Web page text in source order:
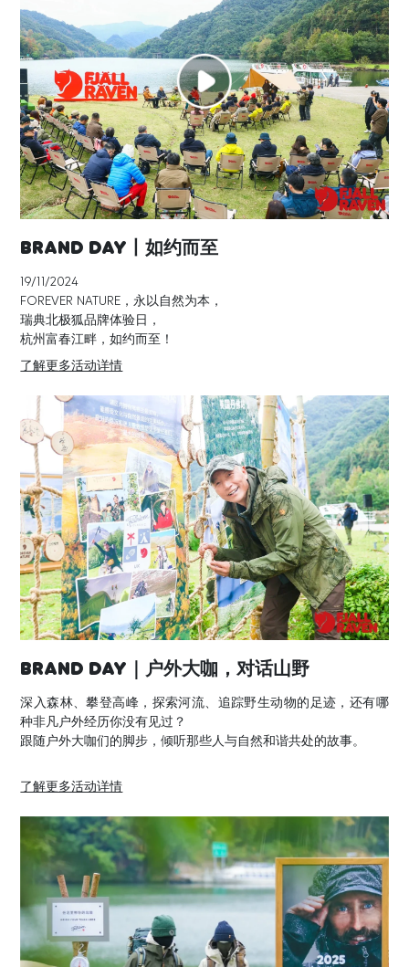
Brand Day丨如约而至
19/11/2024
FOREVER NATURE，永以自然为本，
瑞典北极狐品牌体验日，
杭州富春江畔，如约而至！
了解更多活动详情
Brand Day｜户外大咖，对话山野
深入森林、攀登高峰，探索河流、追踪野生动物的足迹，还有哪
种非凡户外经历你没有见过？
跟随户外大咖们的脚步，倾听那些人与自然和谐共处的故事。
了解更多活动详情